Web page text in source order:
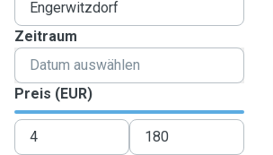
Zeitraum
Preis (EUR)